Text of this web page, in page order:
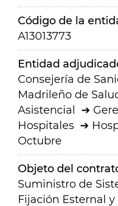
Código de la
A13013773
Entidad
Consejería de
Madrileño de
Asistencial
Hospitales
Octubre
Objeto del
Suministro de
Fijación Esternal